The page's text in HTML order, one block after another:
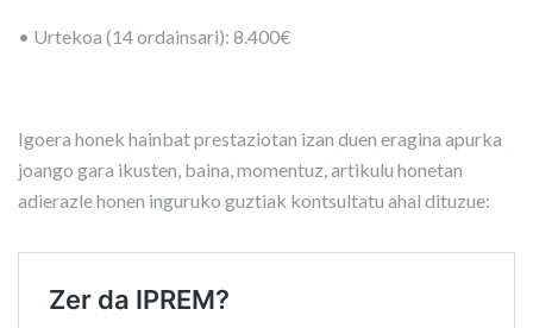
• Urtekoa (14 ordainsari): 8.400€
Igoera honek hainbat prestaziotan izan duen eragina apurka
joango gara ikusten, baina, momentuz, artikulu honetan
adierazle honen inguruko guztiak kontsultatu ahal dituzue: